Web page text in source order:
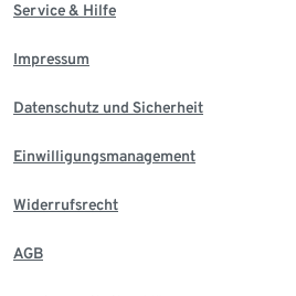
Service & Hilfe
Impressum
Datenschutz und Sicherheit
Einwilligungsmanagement
Widerrufsrecht
AGB